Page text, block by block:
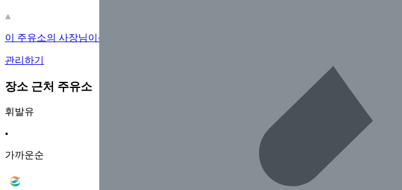
이 주유소의 사장님이신가요?
관리하기
장소 근처 주유소
휘발유
•
가까운순